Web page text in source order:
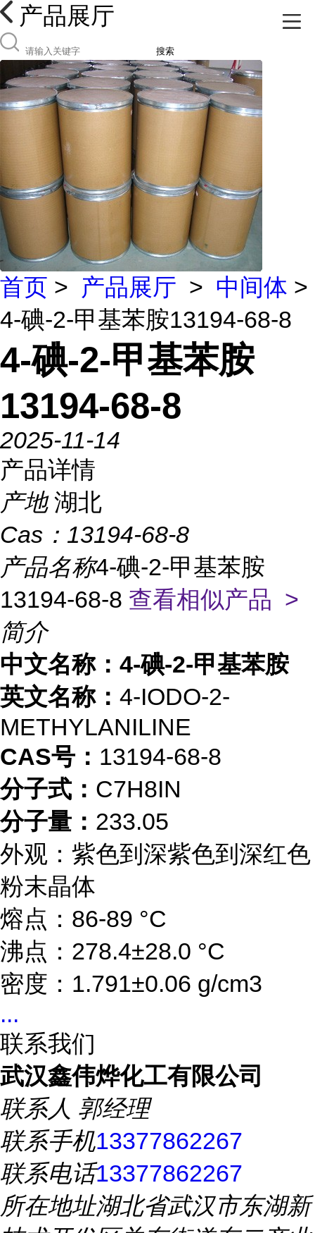
产品展厅
搜索
首页 > 产品展厅 > 中间体 >
4-碘-2-甲基苯胺13194-68-8
4-碘-2-甲基苯胺
13194-68-8
2025-11-14
产品详情
产地 湖北
Cas： 13194-68-8
产品名称4-碘-2-甲基苯胺
13194-68-8 查看相似产品 >
简介
中文名称：4-碘-2-甲基苯胺
英文名称： 4-IODO-2-
METHYLANILINE
CAS号： 13194-68-8
分子式： C7H8IN
分子量： 233.05
外观：紫色到深紫色到深红色
粉末晶体
熔点：86-89 °C
沸点：278.4±28.0 °C
密度：1.791±0.06 g/cm3
...
联系我们
武汉鑫伟烨化工有限公司
联系人 郭经理
联系手机13377862267
联系电话13377862267
所在地址湖北省武汉市东湖新